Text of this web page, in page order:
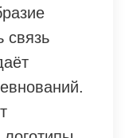
связь